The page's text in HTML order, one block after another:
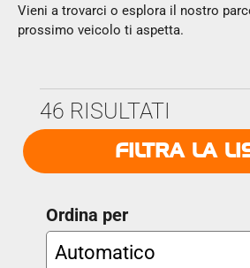
Vieni a trovarci o esplora il nostro
prossimo veicolo ti aspetta.
46 RISULTATI
FILTRA LA
Tipologia
Marca
Carrozzeria
Anno Da
Anno A
Ordina per